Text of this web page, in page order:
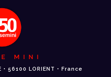
MINI
• 56100 LORIENT • France